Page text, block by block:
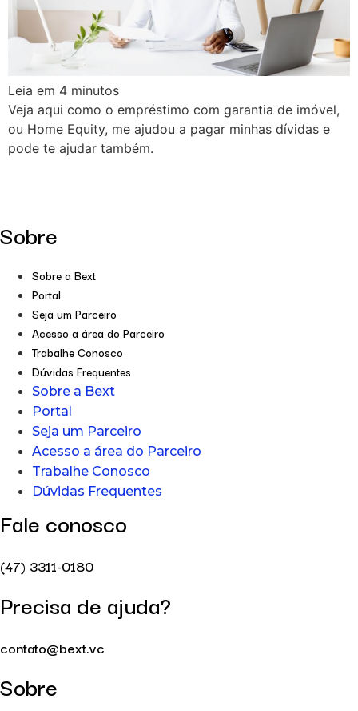
Leia em 4 minutos
Veja aqui como o empréstimo com garantia de imóvel,
ou Home Equity, me ajudou a pagar minhas dívidas e
pode te ajudar também.
Sobre
Sobre a Bext
Portal
Seja um Parceiro
Acesso a área do Parceiro
Trabalhe Conosco
Dúvidas Frequentes
Sobre a Bext
Portal
Seja um Parceiro
Acesso a área do Parceiro
Trabalhe Conosco
Dúvidas Frequentes
Fale conosco
(47) 3311-0180
Precisa de ajuda?
contato@bext.vc
Sobre